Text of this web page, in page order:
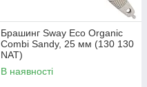
Брашинг Sway Eco Organic
Combi Sandy, 25 мм (130 130
NAT)
В наявності